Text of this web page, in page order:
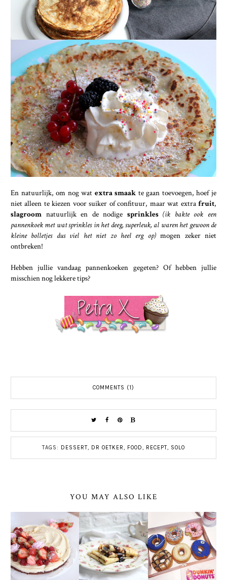
En natuurlijk, om nog wat extra smaak te gaan toevoegen, hoef je
niet alleen te kiezen voor suiker of confituur, maar wat extra fruit,
slagroom natuurlijk en de nodige sprinkles(ik bakte ook een
pannenkoek met wat sprinkles in het deeg, superleuk, al waren het gewoon de
kleine bolletjes dus viel het niet zo heel erg op)mogen zeker niet
ontbreken!
Hebben jullie vandaag pannenkoeken gegeten? Of hebben jullie
misschien nog lekkere tips?
COMMENTS (1)
TAGS: DESSERT, DR OETKER, FOOD, RECEPT, SOLO
YOU MAY ALSO LIKE